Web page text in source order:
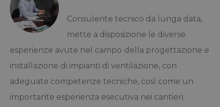
Consulente tecnico da lunga data,
mette a disposizione le diverse
esperienze avute nel campo della progettazione e
installazione di impianti di ventilazione, con
adeguate competenze tecniche, così come un
importante esperienza esecutiva nei cantieri.